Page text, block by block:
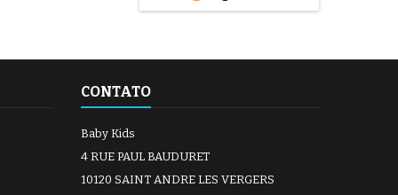
CONTATO
Baby Kids
4 RUE PAUL BAUDURET
10120 SAINT ANDRE LES VERGERS